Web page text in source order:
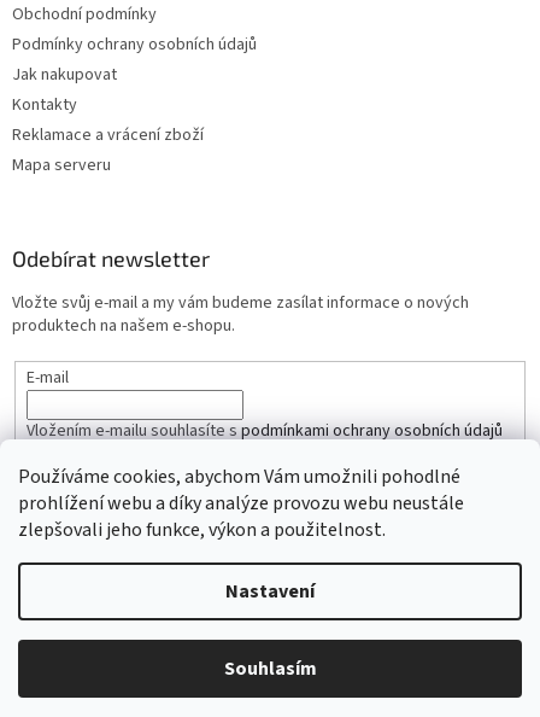
Používáme cookies, abychom Vám umožnili pohodlné
prohlížení webu a díky analýze provozu webu neustále
zlepšovali jeho funkce, výkon a použitelnost.
Nastavení
Souhlasím
Obchodní podmínky
Podmínky ochrany osobních údajů
Jak nakupovat
Kontakty
Reklamace a vrácení zboží
Mapa serveru
Odebírat newsletter
Vložte svůj e-mail a my vám budeme zasílat informace o nových
produktech na našem e-shopu.
E-mail
Vložením e-mailu souhlasíte spodmínkami ochrany osobních údajů
PŘIHLÁSIT SE
Vytvořil Shoptet
iŘemínky.cz. Všechna práva vyhrazena.